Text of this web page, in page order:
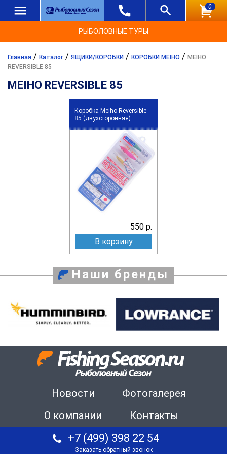
0
РЫБОЛОВНЫЕ ТУРЫ
Главная / Каталог / ЯЩИКИ/КОРОБКИ / КОРОБКИ MEIHO / MEIHO
REVERSIBLE 85
MEIHO REVERSIBLE 85
Коробка Meiho Reversible
85 (двухсторонняя)
550 р.
В корзину
Наши бренды
Новости
Фотогалерея
О компании
Контакты
+7 (499) 398 22 54
Заказать обратный звонок